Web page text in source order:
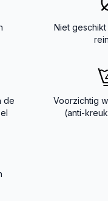
Niet
de
Voorzichtig
(anti-